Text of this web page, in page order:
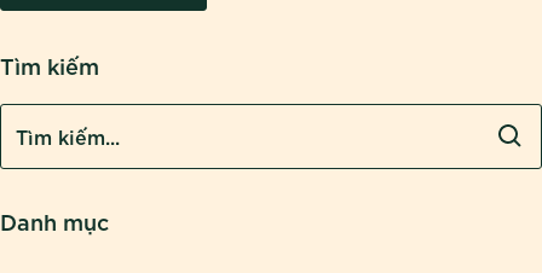
Tìm kiếm
Danh mục